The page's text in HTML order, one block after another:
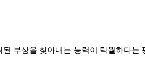
부상을 찾아내는 능력이 탁월하다는